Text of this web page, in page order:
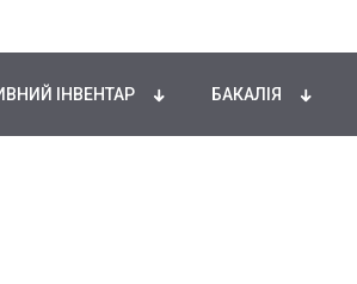
ІНВЕНТАР БАКАЛІЯ